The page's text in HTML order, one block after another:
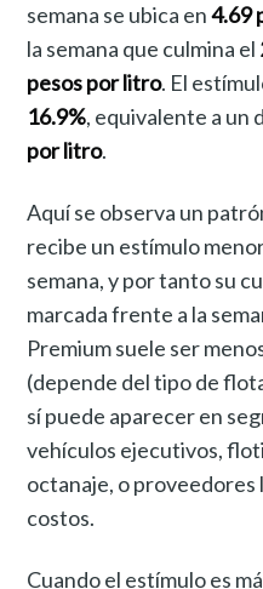
semana se ubica en4.69
la semana que culmina el
pesos por litro. El
16.9%, equivalente a un
por litro.
Aquí se observa un
recibe un estímulo
semana, y por tanto su
marcada frente a la
Premium suele ser
(depende del tipo de
sí puede aparecer en
vehículos ejecutivos,
octanaje, o
costos.
Cuando el estímulo es